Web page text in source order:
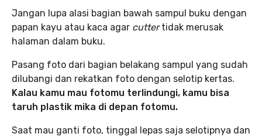
Jangan lupa alasi bagian bawah sampul buku dengan
papan kayu atau kaca agar cuttertidak merusak
halaman dalam buku.
Pasang foto dari bagian belakang sampul yang sudah
dilubangi dan rekatkan foto dengan selotip kertas.
Kalau kamu mau fotomu terlindungi, kamu bisa
taruh plastik mika di depan fotomu.
Saat mau ganti foto, tinggal lepas saja selotipnya dan